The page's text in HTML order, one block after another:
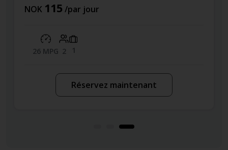
NOK 115 /par jour
26 MPG 2 1
Réservez maintenant